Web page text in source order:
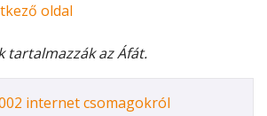
oldal
az Áfát.
internet csomagokról